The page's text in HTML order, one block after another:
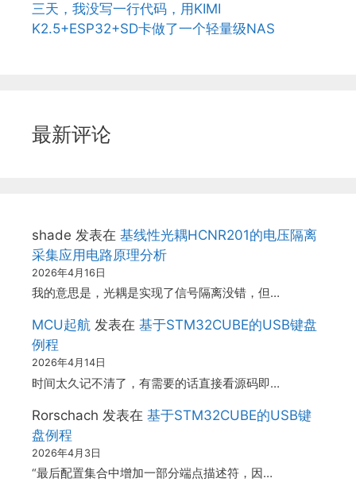
三天，我没写一行代码，用KIMI
K2.5+ESP32+SD卡做了一个轻量级NAS
最新评论
shade 发表在 基线性光耦HCNR201的电压隔离
采集应用电路原理分析
2026年4月16日
我的意思是，光耦是实现了信号隔离没错，但…
MCU起航 发表在 基于STM32CUBE的USB键盘
例程
2026年4月14日
时间太久记不清了，有需要的话直接看源码即…
Rorschach 发表在 基于STM32CUBE的USB键
盘例程
2026年4月3日
“最后配置集合中增加一部分端点描述符，因…